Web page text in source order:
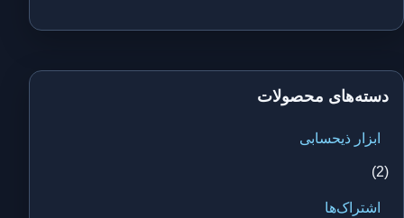
دسته‌های محصولات
ابزار ذیحسابی
(2)
اشتراک‌ها